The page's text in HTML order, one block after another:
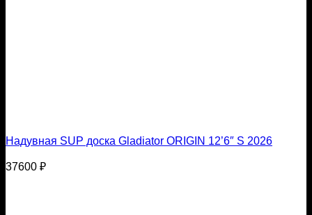
Надувная SUP доска Gladiator ORIGIN 12’6″ S 2026
37600 ₽